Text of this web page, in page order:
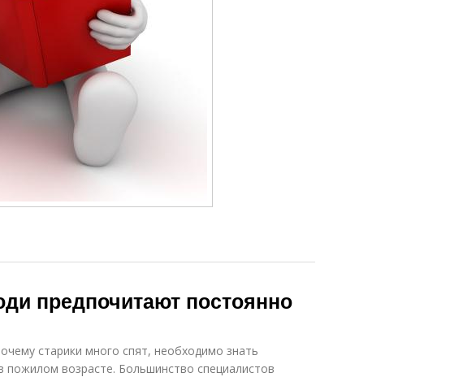
предпочитают постоянно
старики много спят, необходимо знать
пожилом возрасте. Большинство специалистов